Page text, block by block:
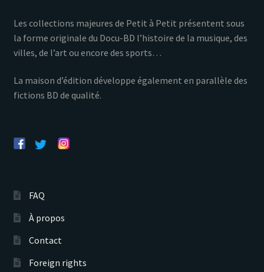
Les collections majeures de Petit à Petit présentent sous
la forme originale du Docu-BD l’histoire de la musique, des
villes, de l’art ou encore des sports…
La maison d’édition développe également en parallèle des
fictions BD de qualité.
FAQ
À propos
Contact
Foreign rights